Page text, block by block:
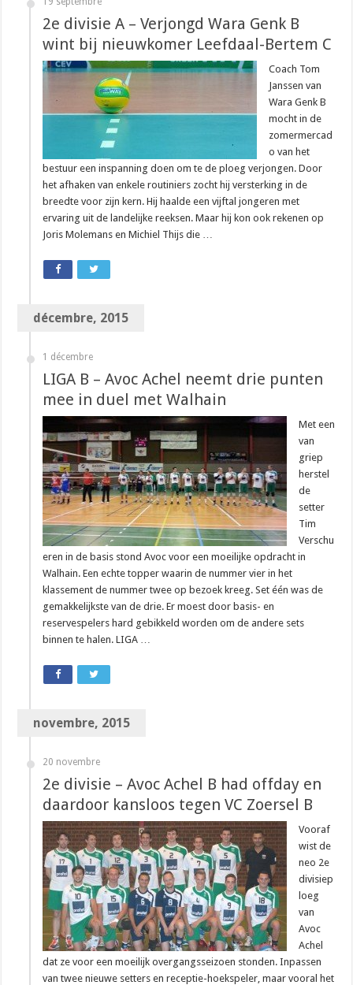
2e divisie A – Verjongd Wara Genk B
wint bij nieuwkomer Leefdaal-Bertem C
Coach Tom
Janssen van
Wara Genk B
mocht in de
zomermercad
o van het
bestuur een inspanning doen om te de ploeg verjongen. Door
het afhaken van enkele routiniers zocht hij versterking in de
breedte voor zijn kern. Hij haalde een vijftal jongeren met
ervaring uit de landelijke reeksen. Maar hij kon ook rekenen op
Joris Molemans en Michiel Thijs die …
décembre, 2015
1 décembre
LIGA B – Avoc Achel neemt drie punten
mee in duel met Walhain
Met een
van
griep
herstel
de
setter
Tim
Verschu
eren in de basis stond Avoc voor een moeilijke opdracht in
Walhain. Een echte topper waarin de nummer vier in het
klassement de nummer twee op bezoek kreeg. Set één was de
gemakkelijkste van de drie. Er moest door basis- en
reservespelers hard gebikkeld worden om de andere sets
binnen te halen. LIGA …
novembre, 2015
20 novembre
2e divisie – Avoc Achel B had offday en
daardoor kansloos tegen VC Zoersel B
Vooraf
wist de
neo 2e
divisiep
loeg
van
Avoc
Achel
dat ze voor een moeilijk overgangsseizoen stonden. Inpassen
van twee nieuwe setters en receptie-hoekspeler, maar vooral het